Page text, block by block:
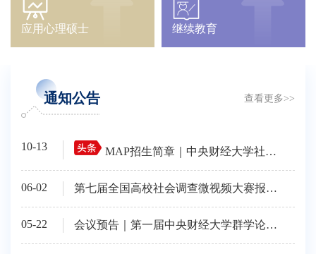
应用心理硕士 继续教育
通知公告 查看更多>>
10-13 MAP招生简章｜中央财经大学社会与心理学院2026年非全日制应用心理硕士（双证）招生简章
06-02 第七届全国高校社会调查微视频大赛报名通知
05-22 会议预告｜第一届中央财经大学群学论坛：数智时代社会学的创新发展